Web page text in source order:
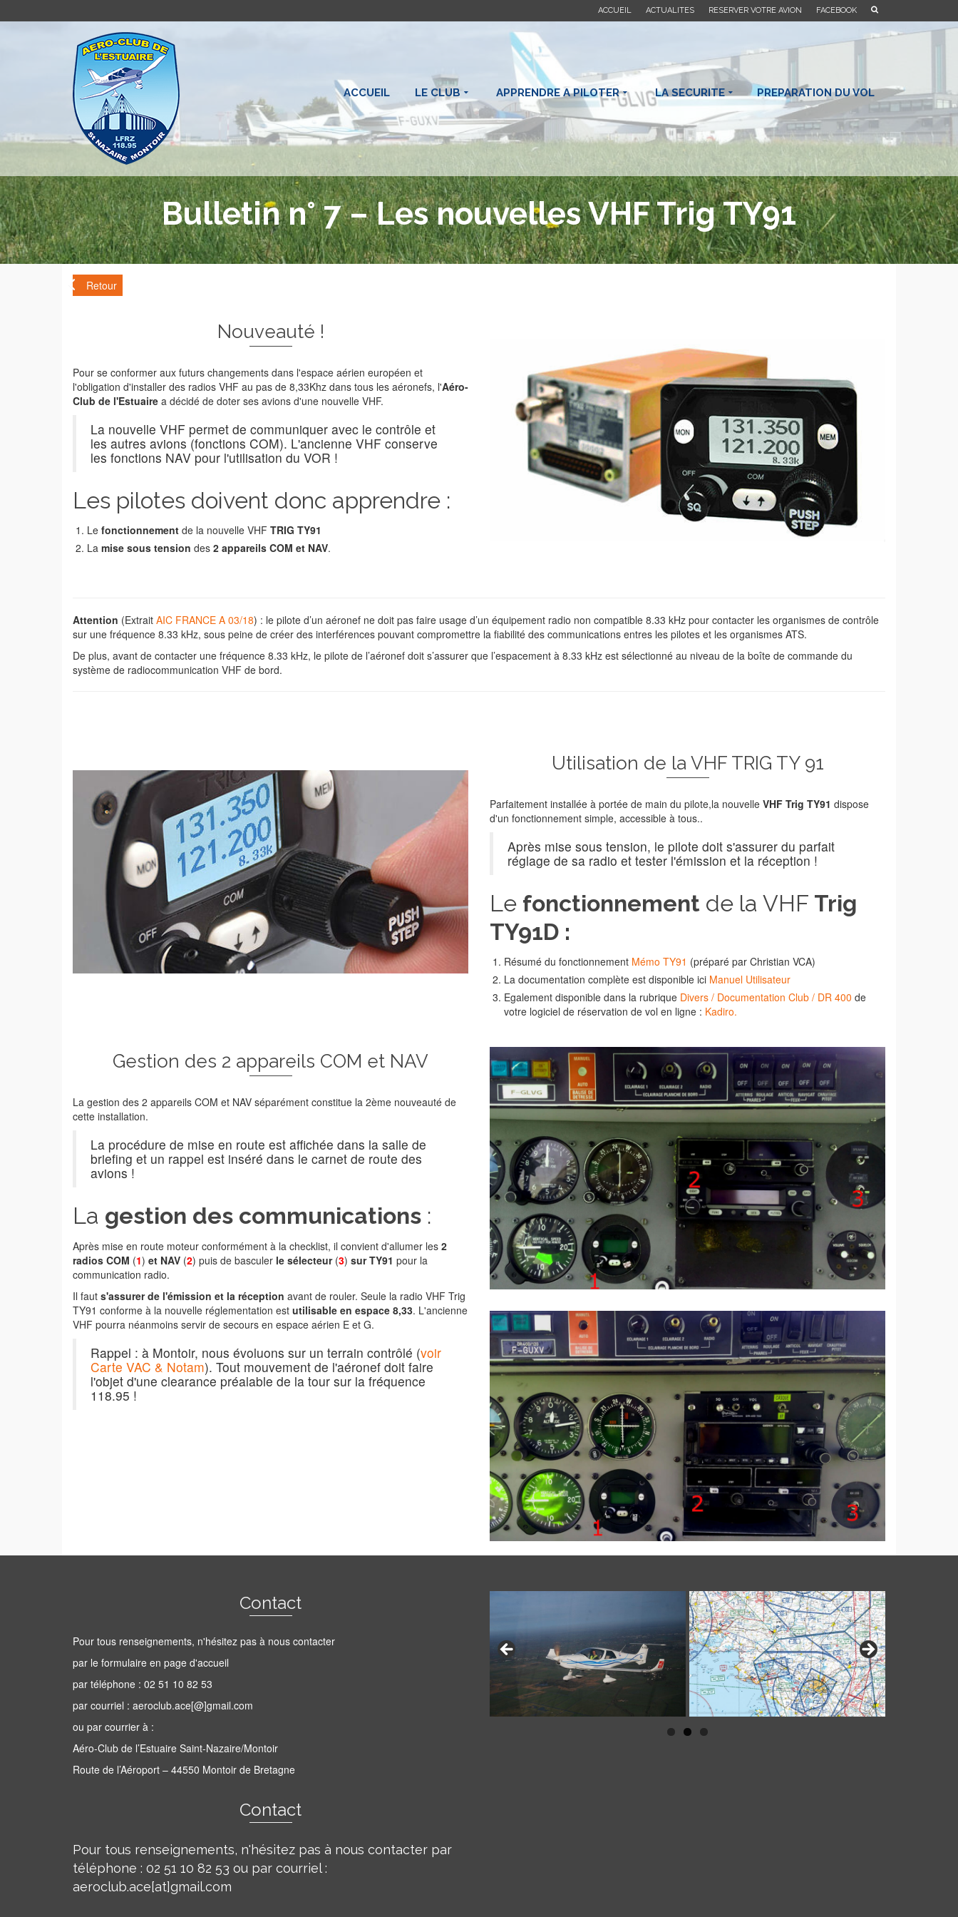
ACCUEIL ACTUALITES RESERVER VOTRE AVION FACEBOOK
ACCUEIL LE CLUB APPRENDRE A PILOTER LA SECURITE PREPARATION DU VOL
Bulletin n° 7 – Les nouvelles VHF Trig TY91
Retour
Nouveauté !
Pour se conformer aux futurs changements dans l'espace aérien européen et
l'obligation d'installer des radios VHF au pas de 8,33Khz dans tous les aéronefs, l'Aéro-
Club de l'Estuaire a décidé de doter ses avions d'une nouvelle VHF.
La nouvelle VHF permet de communiquer avec le contrôle et
les autres avions (fonctions COM). L'ancienne VHF conserve
les fonctions NAV pour l'utilisation du VOR !
Les pilotes doivent donc apprendre :
Le fonctionnement de la nouvelle VHF TRIG TY91
La mise sous tension des 2 appareils COM et NAV.
Attention (Extrait AIC FRANCE A 03/18) : le pilote d’un aéronef ne doit pas faire usage d’un équipement radio non compatible 8.33 kHz pour contacter les organismes de contrôle
sur une fréquence 8.33 kHz, sous peine de créer des interférences pouvant compromettre la fiabilité des communications entres les pilotes et les organismes ATS.
De plus, avant de contacter une fréquence 8.33 kHz, le pilote de l’aéronef doit s’assurer que l’espacement à 8.33 kHz est sélectionné au niveau de la boîte de commande du
système de radiocommunication VHF de bord.
Utilisation de la VHF TRIG TY 91
Parfaitement installée à portée de main du pilote,la nouvelle VHF Trig TY91 dispose
d'un fonctionnement simple, accessible à tous..
Après mise sous tension, le pilote doit s'assurer du parfait
réglage de sa radio et tester l'émission et la réception !
Le fonctionnement de la VHF Trig
TY91D :
Résumé du fonctionnement Mémo TY91 (préparé par Christian VCA)
La documentation complète est disponible ici Manuel Utilisateur
Egalement disponible dans la rubrique Divers / Documentation Club / DR 400 de
votre logiciel de réservation de vol en ligne : Kadiro.
Gestion des 2 appareils COM et NAV
La gestion des 2 appareils COM et NAV séparément constitue la 2ème nouveauté de
cette installation.
La procédure de mise en route est affichée dans la salle de
briefing et un rappel est inséré dans le carnet de route des
avions !
La gestion des communications :
Après mise en route moteur conformément à la checklist, il convient d'allumer les 2
radios COM (1) et NAV (2) puis de basculer le sélecteur(3) sur TY91 pour la
communication radio.
Il faut s'assurer de l'émission et la réception avant de rouler. Seule la radio VHF Trig
TY91 conforme à la nouvelle réglementation est utilisable en espace 8,33. L'ancienne
VHF pourra néanmoins servir de secours en espace aérien E et G.
Rappel : à Montoir, nous évoluons sur un terrain contrôlé (voir
Carte VAC & Notam). Tout mouvement de l'aéronef doit faire
l'objet d'une clearance préalable de la tour sur la fréquence
118.95 !
Contact
Pour tous renseignements, n'hésitez pas à nous contacter
par le formulaire en page d'accueil
par téléphone : 02 51 10 82 53
par courriel : aeroclub.ace[@]gmail.com
ou par courrier à :
Aéro-Club de l’Estuaire Saint-Nazaire/Montoir
Route de l’Aéroport – 44550 Montoir de Bretagne
Contact
Pour tous renseignements, n'hésitez pas à nous contacter par
téléphone : 02 51 10 82 53 ou par courriel :
aeroclub.ace[at]gmail.com